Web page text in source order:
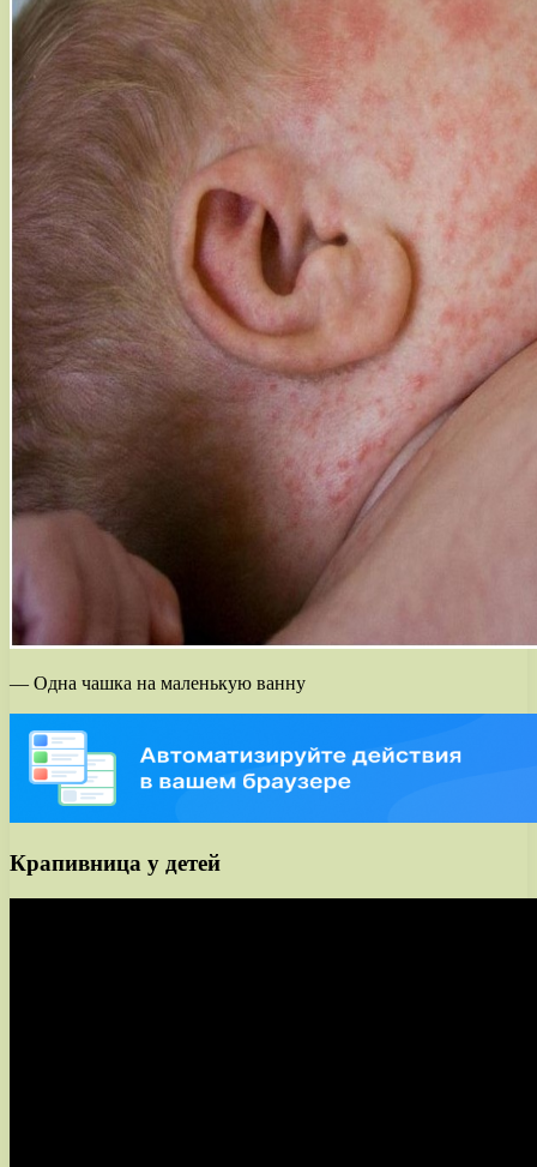
— Одна чашка на маленькую ванну
Крапивница у детей